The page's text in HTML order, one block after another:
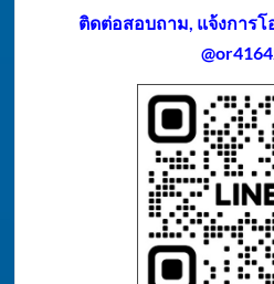
ติดต่อสอบถาม, แจ้งการโ